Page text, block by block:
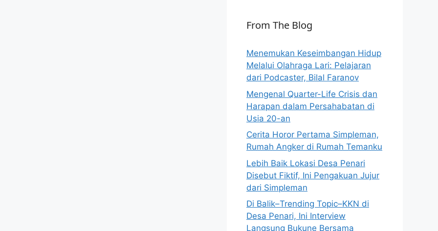
From The Blog
Menemukan Keseimbangan Hidup
Melalui Olahraga Lari: Pelajaran
dari Podcaster, Bilal Faranov
Mengenal Quarter-Life Crisis dan
Harapan dalam Persahabatan di
Usia 20-an
Cerita Horor Pertama Simpleman,
Rumah Angker di Rumah Temanku
Lebih Baik Lokasi Desa Penari
Disebut Fiktif, Ini Pengakuan Jujur
dari Simpleman
Di Balik–Trending Topic–KKN di
Desa Penari, Ini Interview
Langsung Bukune Bersama